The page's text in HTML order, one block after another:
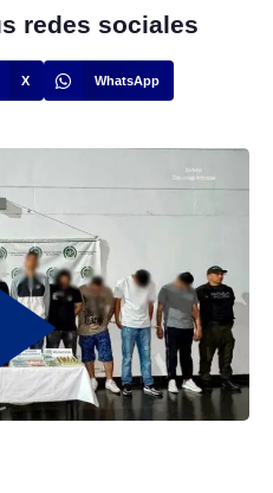
redes sociales
X WhatsApp